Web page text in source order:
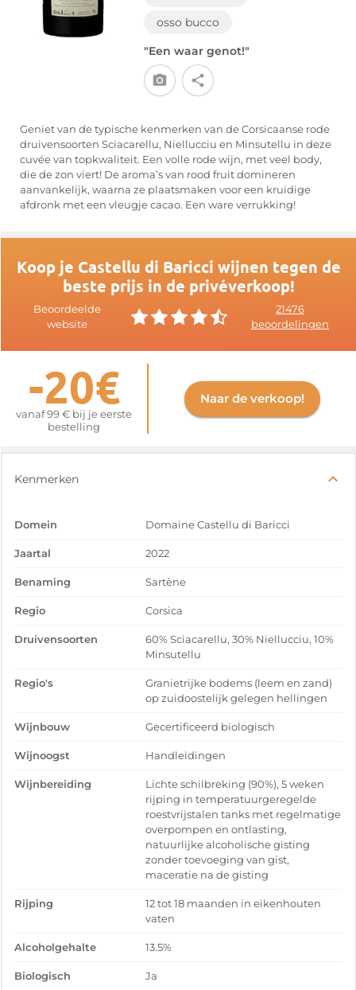
osso bucco
"Een waar genot!"
Geniet van de typische kenmerken van de Corsicaanse rode
druivensoorten Sciacarellu, Niellucciu en Minsutellu in deze
cuvée van topkwaliteit. Een volle rode wijn, met veel body,
die de zon viert! De aroma’s van rood fruit domineren
aanvankelijk, waarna ze plaatsmaken voor een kruidige
afdronk met een vleugje cacao. Een ware verrukking!
Koop je Castellu di Baricci wijnen tegen de
beste prijs in de privéverkoop!
Beoordeelde
website
21476
beoordelingen
-20€
vanaf 99 € bij je eerste
bestelling
Naar de verkoop!
Kenmerken
Domein Domaine Castellu di Baricci
Jaartal 2022
Benaming Sartène
Regio Corsica
Druivensoorten
60% Sciacarellu, 30% Niellucciu, 10%
Minsutellu
Regio's
Granietrijke bodems (leem en zand)
op zuidoostelijk gelegen hellingen
Wijnbouw Gecertificeerd biologisch
Wijnoogst Handleidingen
Wijnbereiding
Lichte schilbreking (90%), 5 weken
rijping in temperatuurgeregelde
roestvrijstalen tanks met regelmatige
overpompen en ontlasting,
natuurlijke alcoholische gisting
zonder toevoeging van gist,
maceratie na de gisting
Rijping
12 tot 18 maanden in eikenhouten
vaten
Alcoholgehalte 13.5%
Biologisch Ja